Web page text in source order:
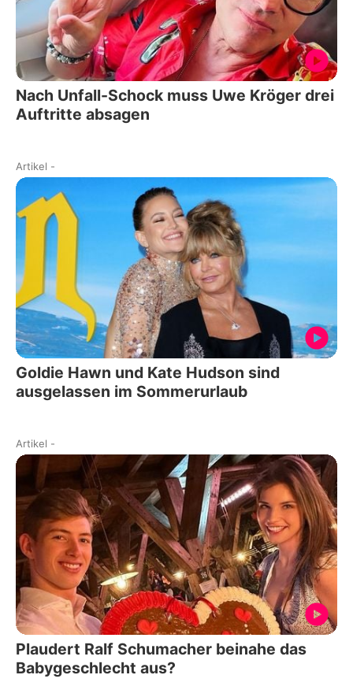
Nach Unfall-Schock muss Uwe Kröger drei
Auftritte absagen
Artikel -
Goldie Hawn und Kate Hudson sind
ausgelassen im Sommerurlaub
Artikel -
Plaudert Ralf Schumacher beinahe das
Babygeschlecht aus?